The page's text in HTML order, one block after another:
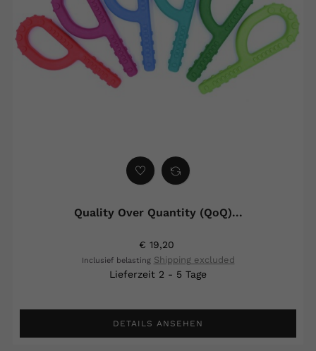
Quality Over Quantity (QoQ)...
€ 19,20
Inclusief belasting Shipping excluded
Lieferzeit 2 - 5 Tage
DETAILS ANSEHEN